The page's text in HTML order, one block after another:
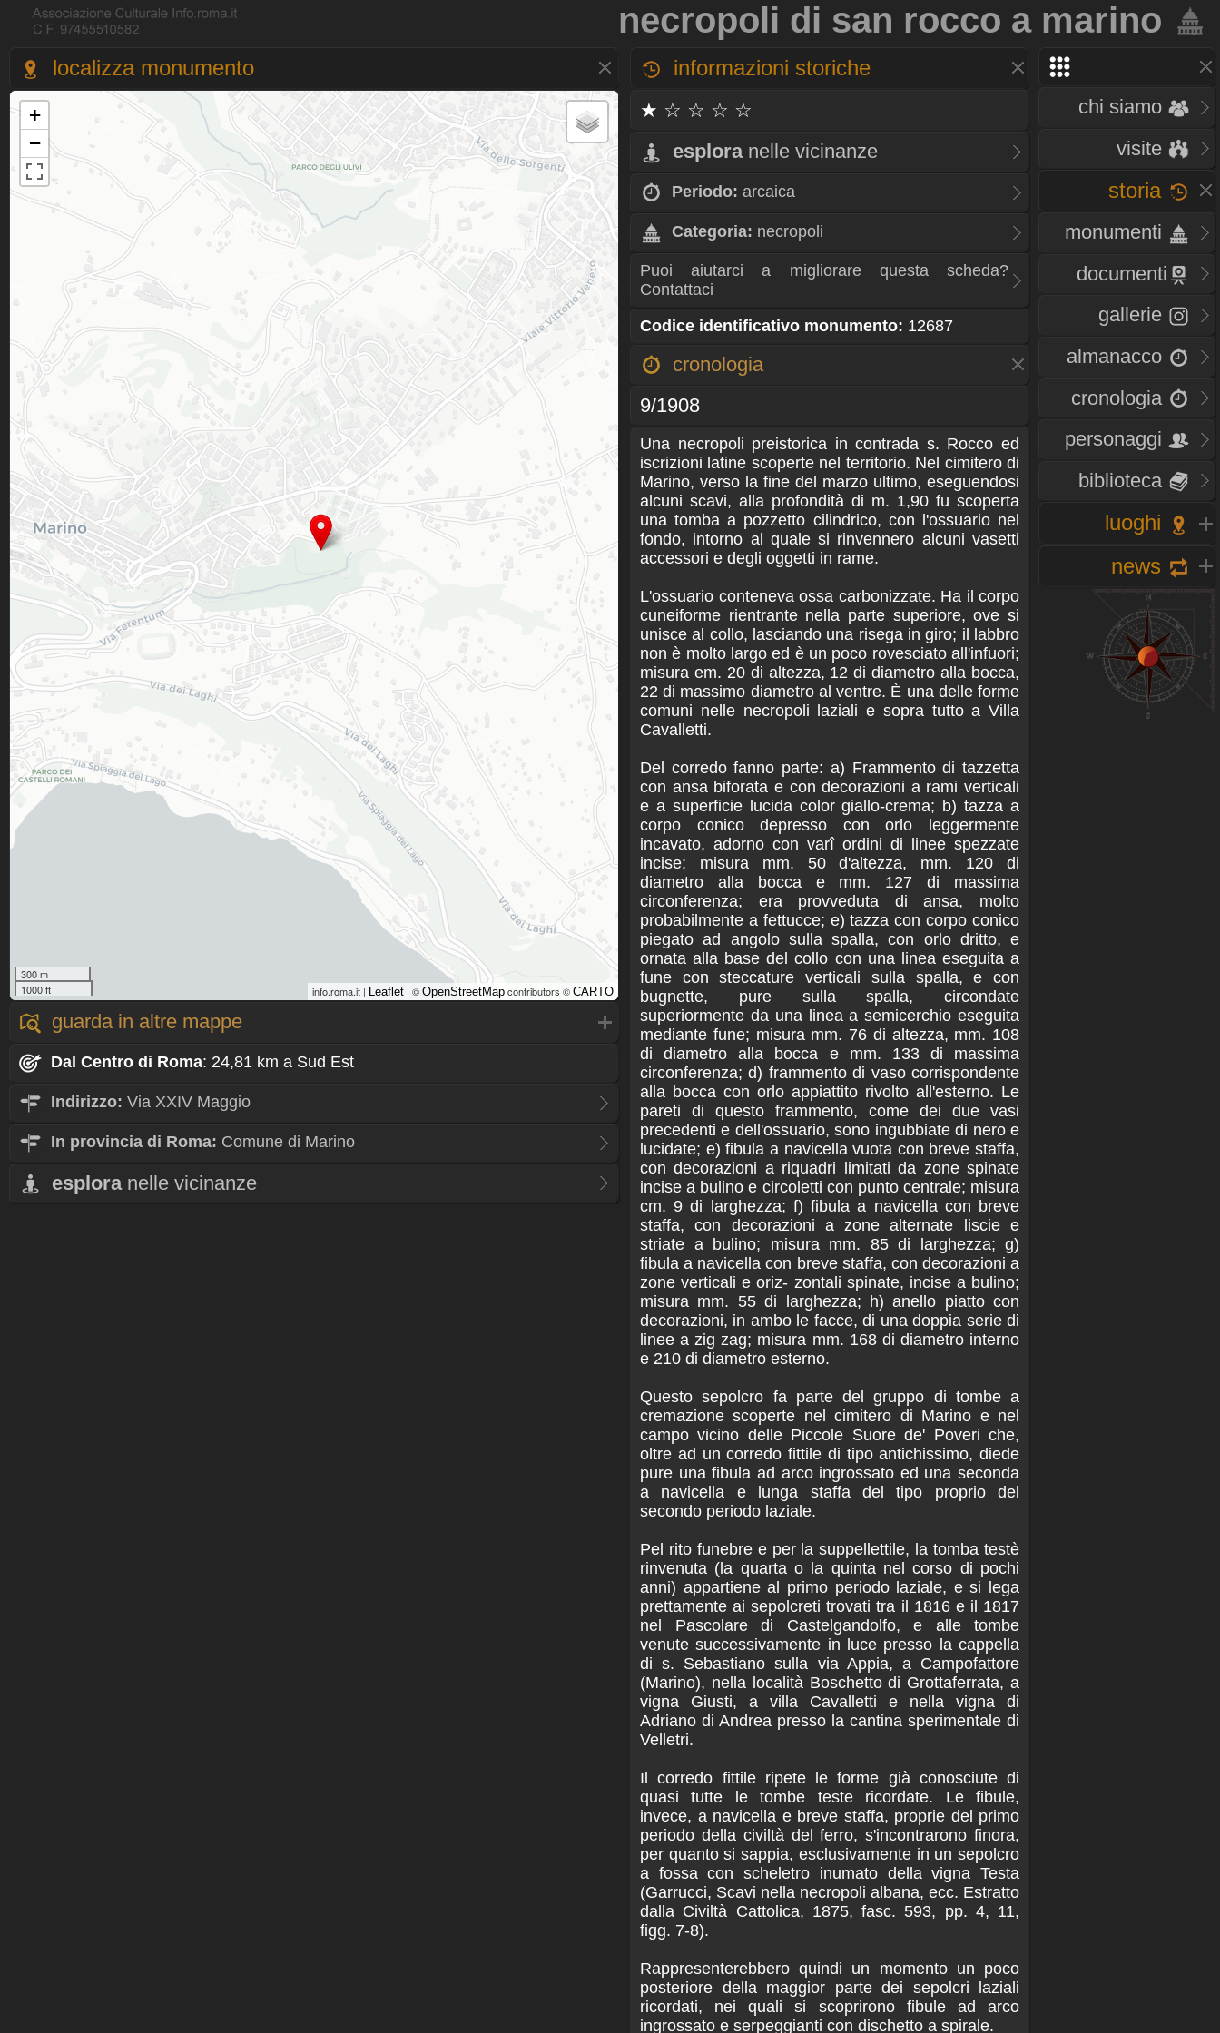
necropoli di san rocco a marino
chi siamo
visite
storia
monumenti
documenti
gallerie
almanacco
cronologia
personaggi
biblioteca
luoghi
news
localizza monumento
+
−
300 m
1000 ft
info.roma.it | Leaflet | © OpenStreetMap contributors © CARTO
guarda in altre mappe
Dal Centro di Roma: 24,81 km a Sud Est
Indirizzo: Via XXIV Maggio
In provincia di Roma: Comune di Marino
esplora nelle vicinanze
informazioni storiche
★ ☆ ☆ ☆ ☆
esplora nelle vicinanze
Periodo: arcaica
Categoria: necropoli
Puoi aiutarci a migliorare questa scheda?
Contattaci
Codice identificativo monumento: 12687
cronologia
9/1908
Una necropoli preistorica in contrada s. Rocco ed
iscrizioni latine scoperte nel territorio. Nel cimitero di
Marino, verso la fine del marzo ultimo, eseguendosi
alcuni scavi, alla profondità di m. 1,90 fu scoperta
una tomba a pozzetto cilindrico, con l'ossuario nel
fondo, intorno al quale si rinvennero alcuni vasetti
accessori e degli oggetti in rame.
L'ossuario conteneva ossa carbonizzate. Ha il corpo
cuneiforme rientrante nella parte superiore, ove si
unisce al collo, lasciando una risega in giro; il labbro
non è molto largo ed è un poco rovesciato all'infuori;
misura em. 20 di altezza, 12 di diametro alla bocca,
22 di massimo diametro al ventre. È una delle forme
comuni nelle necropoli laziali e sopra tutto a Villa
Cavalletti.
Del corredo fanno parte: a) Frammento di tazzetta
con ansa biforata e con decorazioni a rami verticali
e a superficie lucida color giallo-crema; b) tazza a
corpo conico depresso con orlo leggermente
incavato, adorno con varî ordini di linee spezzate
incise; misura mm. 50 d'altezza, mm. 120 di
diametro alla bocca e mm. 127 di massima
circonferenza; era provveduta di ansa, molto
probabilmente a fettucce; e) tazza con corpo conico
piegato ad angolo sulla spalla, con orlo dritto, e
ornata alla base del collo con una linea eseguita a
fune con steccature verticali sulla spalla, e con
bugnette, pure sulla spalla, circondate
superiormente da una linea a semicerchio eseguita
mediante fune; misura mm. 76 di altezza, mm. 108
di diametro alla bocca e mm. 133 di massima
circonferenza; d) frammento di vaso corrispondente
alla bocca con orlo appiattito rivolto all'esterno. Le
pareti di questo frammento, come dei due vasi
precedenti e dell'ossuario, sono ingubbiate di nero e
lucidate; e) fibula a navicella vuota con breve staffa,
con decorazioni a riquadri limitati da zone spinate
incise a bulino e circoletti con punto centrale; misura
cm. 9 di larghezza; f) fibula a navicella con breve
staffa, con decorazioni a zone alternate liscie e
striate a bulino; misura mm. 85 di larghezza; g)
fibula a navicella con breve staffa, con decorazioni a
zone verticali e oriz- zontali spinate, incise a bulino;
misura mm. 55 di larghezza; h) anello piatto con
decorazioni, in ambo le facce, di una doppia serie di
linee a zig zag; misura mm. 168 di diametro interno
e 210 di diametro esterno.
Questo sepolcro fa parte del gruppo di tombe a
cremazione scoperte nel cimitero di Marino e nel
campo vicino delle Piccole Suore de' Poveri che,
oltre ad un corredo fittile di tipo antichissimo, diede
pure una fibula ad arco ingrossato ed una seconda
a navicella e lunga staffa del tipo proprio del
secondo periodo laziale.
Pel rito funebre e per la suppellettile, la tomba testè
rinvenuta (la quarta o la quinta nel corso di pochi
anni) appartiene al primo periodo laziale, e si lega
prettamente ai sepolcreti trovati tra il 1816 e il 1817
nel Pascolare di Castelgandolfo, e alle tombe
venute successivamente in luce presso la cappella
di s. Sebastiano sulla via Appia, a Campofattore
(Marino), nella località Boschetto di Grottaferrata, a
vigna Giusti, a villa Cavalletti e nella vigna di
Adriano di Andrea presso la cantina sperimentale di
Velletri.
Il corredo fittile ripete le forme già conosciute di
quasi tutte le tombe teste ricordate. Le fibule,
invece, a navicella e breve staffa, proprie del primo
periodo della civiltà del ferro, s'incontrarono finora,
per quanto si sappia, esclusivamente in un sepolcro
a fossa con scheletro inumato della vigna Testa
(Garrucci, Scavi nella necropoli albana, ecc. Estratto
dalla Civiltà Cattolica, 1875, fasc. 593, pp. 4, 11,
figg. 7-8).
Rappresenterebbero quindi un momento un poco
posteriore della maggior parte dei sepolcri laziali
ricordati, nei quali si scoprirono fibule ad arco
ingrossato e serpeggianti con dischetto a spirale.